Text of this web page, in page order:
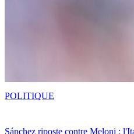
Sánchez riposte contre Meloni :
POLITIQUE